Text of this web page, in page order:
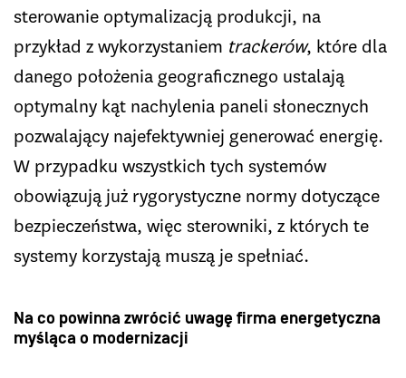
sterowanie optymalizacją produkcji, na
przykład z wykorzystaniem trackerów, które dla
danego położenia geograficznego ustalają
optymalny kąt nachylenia paneli słonecznych
pozwalający najefektywniej generować energię.
W przypadku wszystkich tych systemów
obowiązują już rygorystyczne normy dotyczące
bezpieczeństwa, więc sterowniki, z których te
systemy korzystają muszą je spełniać.
Na co powinna zwrócić uwagę firma energetyczna
myśląca o modernizacji